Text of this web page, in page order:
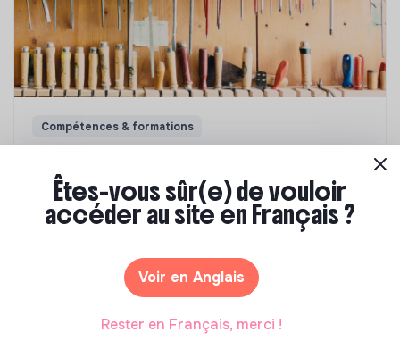
Compétences & formations
Marianne Roussel• 09 janvier 2024
Êtes-vous sûr(e) de vouloir
accéder au site en Français ?
Voir en Anglais
Rester en Français, merci !